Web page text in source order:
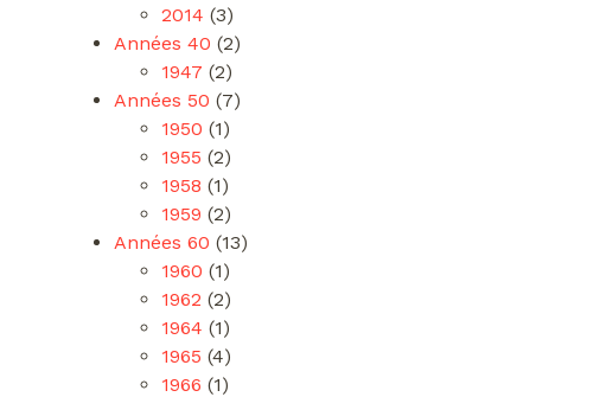
2014 (3)
Années 40 (2)
1947 (2)
Années 50 (7)
1950 (1)
1955 (2)
1958 (1)
1959 (2)
Années 60 (13)
1960 (1)
1962 (2)
1964 (1)
1965 (4)
1966 (1)